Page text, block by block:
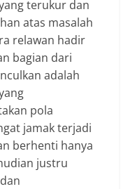
terukur dan
atas masalah
relawan hadir
bagian dari
adalah
pola
jamak terjadi
berhenti hanya
justru